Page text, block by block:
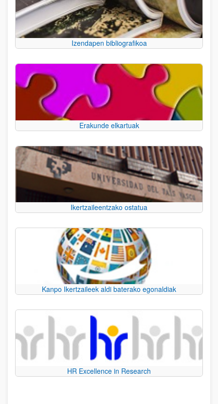
Izendapen bibliografikoa
Erakunde elkartuak
Ikertzaileentzako ostatua
Kanpo Ikertzaileek aldi baterako egonaldiak
HR Excellence in Research